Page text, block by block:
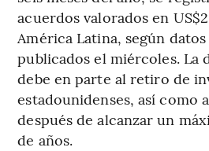
acuerdos valorados en
América Latina, según
publicados el miércoles. La
debe en parte al retiro de
estadounidenses, así como
después de alcanzar un
de años.